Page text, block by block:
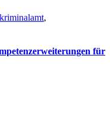
,
für